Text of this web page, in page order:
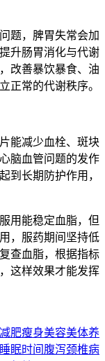
题，脾胃失常会加
升肠胃消化与代谢
改善暴饮暴食、油
正常的代谢秩序。
能减少血栓、斑块
脑血管问题的发作
到长期防护作用，
用能稳定血脂，但
，服药期间坚持低
查血脂，根据指标
这样效果才能发挥
减肥瘦身美容美体养
睡眠时间 腹泻颈椎病